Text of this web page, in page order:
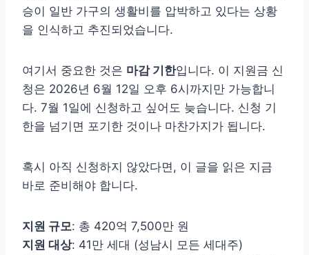
승이 일반 가구의 생활비를 압박하고 있다는 상황
을 인식하고 추진되었습니다.
여기서 중요한 것은 마감 기한입니다. 이 지원금 신
청은 2026년 6월 12일 오후 6시까지만 가능합니
다. 7월 1일에 신청하고 싶어도 늦습니다. 신청 기
한을 넘기면 포기한 것이나 마찬가지가 됩니다.
혹시 아직 신청하지 않았다면, 이 글을 읽은 지금
바로 준비해야 합니다.
지원 규모: 총 420억 7,500만 원
지원 대상: 41만 세대 (성남시 모든 세대주)